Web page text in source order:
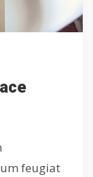
feugiat